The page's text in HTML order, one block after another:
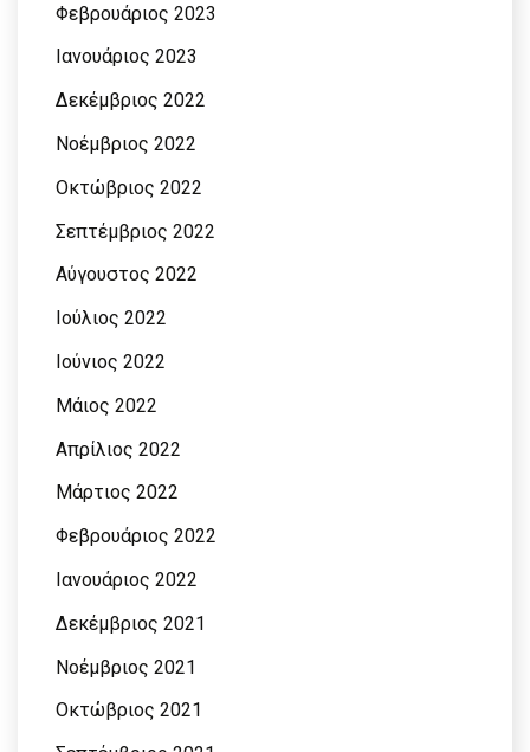
Φεβρουάριος 2023
Ιανουάριος 2023
Δεκέμβριος 2022
Νοέμβριος 2022
Οκτώβριος 2022
Σεπτέμβριος 2022
Αύγουστος 2022
Ιούλιος 2022
Ιούνιος 2022
Μάιος 2022
Απρίλιος 2022
Μάρτιος 2022
Φεβρουάριος 2022
Ιανουάριος 2022
Δεκέμβριος 2021
Νοέμβριος 2021
Οκτώβριος 2021